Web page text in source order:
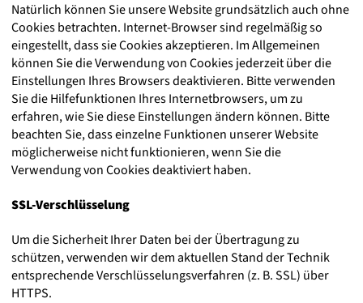
Natürlich können Sie unsere Website grundsätzlich auch ohne
Cookies betrachten. Internet-Browser sind regelmäßig so
eingestellt, dass sie Cookies akzeptieren. Im Allgemeinen
können Sie die Verwendung von Cookies jederzeit über die
Einstellungen Ihres Browsers deaktivieren. Bitte verwenden
Sie die Hilfefunktionen Ihres Internetbrowsers, um zu
erfahren, wie Sie diese Einstellungen ändern können. Bitte
beachten Sie, dass einzelne Funktionen unserer Website
möglicherweise nicht funktionieren, wenn Sie die
Verwendung von Cookies deaktiviert haben.
SSL-Verschlüsselung
Um die Sicherheit Ihrer Daten bei der Übertragung zu
schützen, verwenden wir dem aktuellen Stand der Technik
entsprechende Verschlüsselungsverfahren (z. B. SSL) über
HTTPS.